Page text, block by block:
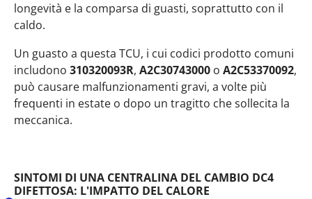
longevità e la comparsa di guasti, soprattutto con il
caldo.
Un guasto a questa TCU, i cui codici prodotto comuni
includono 310320093R, A2C30743000 o A2C53370092,
può causare malfunzionamenti gravi, a volte più
frequenti in estate o dopo un tragitto che sollecita la
meccanica.
SINTOMI DI UNA CENTRALINA DEL CAMBIO DC4
DIFETTOSA: L'IMPATTO DEL CALORE